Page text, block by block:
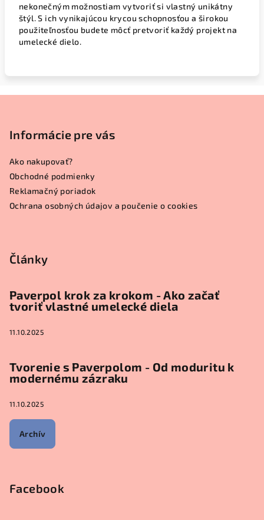
nekonečným možnostiam vytvoriť si vlastný unikátny
štýl. S ich vynikajúcou krycou schopnosťou a širokou
použiteľnosťou budete môcť pretvoriť každý projekt na
umelecké dielo.
Informácie pre vás
Ako nakupovať?
Obchodné podmienky
Reklamačný poriadok
Ochrana osobných údajov a poučenie o cookies
Články
Paverpol krok za krokom - Ako začať
tvoriť vlastné umelecké diela
11.10.2025
Tvorenie s Paverpolom - Od moduritu k
modernému zázraku
11.10.2025
Archív
Facebook